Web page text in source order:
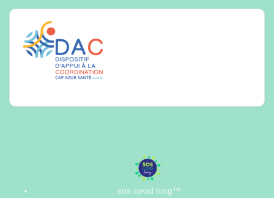
sos covid long™